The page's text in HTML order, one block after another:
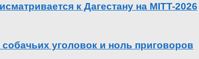
к Дагестану на MITT-2026
уголовок и ноль приговоров